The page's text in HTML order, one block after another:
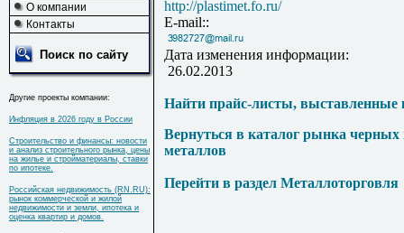
О компании
Контакты
Поиск по сайту
Другие проекты компании:
Инфляция в 2026 году в России
Строительство и финансы: новости
и анализ строительного рынка, цены
на жилье и стройматериалы, ставки
по ипотеке.
Российская недвижимость (RN.RU):
рынок коммерческой и жилой
недвижимости и земли, ипотека и
оценка квартир и домов.
http://plastimet.fo.ru/
E-mail::
Дата изменения информации:
26.02.2013
Найти прайс-листы, выставленные
Вернуться в каталог рынка
металлов
Перейти в раздел Металлоторговля